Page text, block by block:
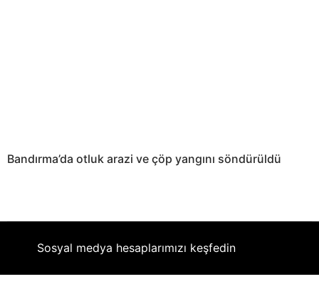
Bandırma’da otluk arazi ve çöp yangını söndürüldü
Sosyal medya hesaplarımızı keşfedin